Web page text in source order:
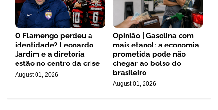
O Flamengo perdeu a
identidade? Leonardo
Jardim e a diretoria
estão no centro da crise
August 01, 2026
Opinião | Gasolina com
mais etanol: a economia
prometida pode não
chegar ao bolso do
brasileiro
August 01, 2026